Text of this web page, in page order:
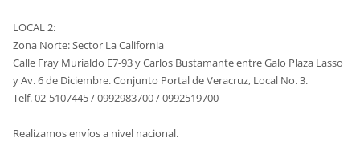
LOCAL 2:
Zona Norte: Sector La California
Calle Fray Murialdo E7-93 y Carlos Bustamante entre Galo Plaza Lasso
y Av. 6 de Diciembre. Conjunto Portal de Veracruz, Local No. 3.
Telf. 02-5107445 / 0992983700 / 0992519700
Realizamos envíos a nivel nacional.